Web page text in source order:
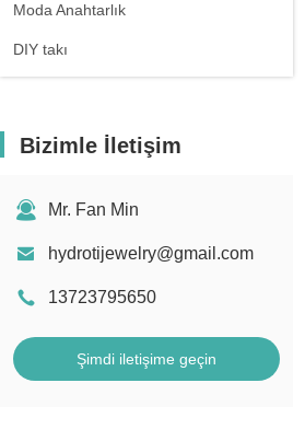
Moda Anahtarlık
DIY takı
Bizimle İletişim
Mr. Fan Min
hydrotijewelry@gmail.com
13723795650
Şimdi iletişime geçin